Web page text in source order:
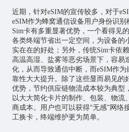
近期，针对eSIM的宣传较多，对于
eSIM作为蜂窝通信设备用户身份识
Sim卡有多重显著优势，一个看得见
各类终端节省出一定空间，为设备的
实在在的好处；另外，传统Sim卡依
高温高湿、盐雾等恶劣场景下，容易
化，从而导致通信中断，而eSIM作
靠性大大提升。除了这些显而易见的
优势，节约供应链物流成本较为典型
以大大简化卡片的制作、包装、物流
商成本。用户也可以获得“无感”网络
工换卡，终端维护更为简单。